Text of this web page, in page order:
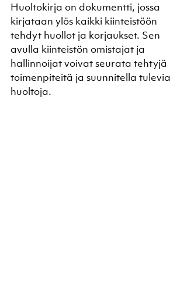
Huoltokirja on dokumentti, jossa
kirjataan ylös kaikki kiinteistöön
tehdyt huollot ja korjaukset. Sen
avulla kiinteistön omistajat ja
hallinnoijat voivat seurata tehtyjä
toimenpiteitä ja suunnitella tulevia
huoltoja.